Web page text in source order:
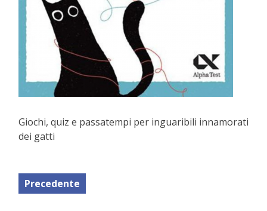
Giochi, quiz e passatempi per inguaribili innamorati
dei gatti
Precedente